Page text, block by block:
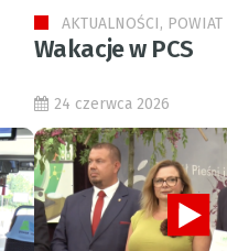
AKTUALNOŚCI, POWIAT
Wakacje w PCS
24 czerwca 2026